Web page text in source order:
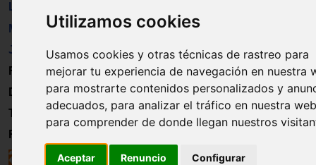
Utilizamos cookies
Usamos cookies y otras técnicas de rastreo para
mejorar tu experiencia de navegación en nuestra
para mostrarte contenidos personalizados y
adecuados, para analizar el tráfico en nuestra
para comprender de donde llegan nuestros
Aceptar Renuncio Configurar
Libros
Material
Juguetes
Formación
Directorio
Trabajo
Registro